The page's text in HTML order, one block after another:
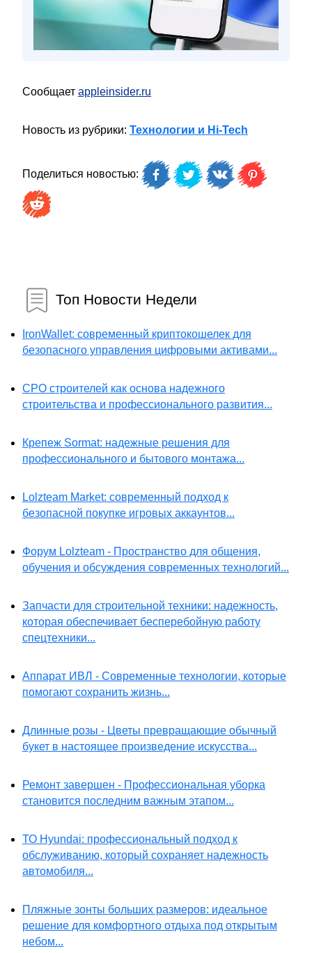
Сообщает appleinsider.ru
Новость из рубрики: Технологии и Hi-Tech
Поделиться новостью:
Топ Новости Недели
IronWallet: современный криптокошелек для
безопасного управления цифровыми активами...
СРО строителей как основа надежного
строительства и профессионального развития...
Крепеж Sormat: надежные решения для
профессионального и бытового монтажа...
Lolzteam Market: современный подход к
безопасной покупке игровых аккаунтов...
Форум Lolzteam - Пространство для общения,
обучения и обсуждения современных технологий...
Запчасти для строительной техники: надежность,
которая обеспечивает бесперебойную работу
спецтехники...
Аппарат ИВЛ - Современные технологии, которые
помогают сохранить жизнь...
Длинные розы - Цветы превращающие обычный
букет в настоящее произведение искусства...
Ремонт завершен - Профессиональная уборка
становится последним важным этапом...
ТО Hyundai: профессиональный подход к
обслуживанию, который сохраняет надежность
автомобиля...
Пляжные зонты больших размеров: идеальное
решение для комфортного отдыха под открытым
небом...